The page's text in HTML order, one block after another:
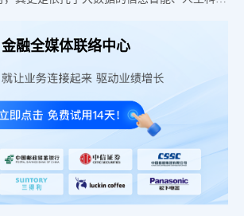
金融全媒体联络中心